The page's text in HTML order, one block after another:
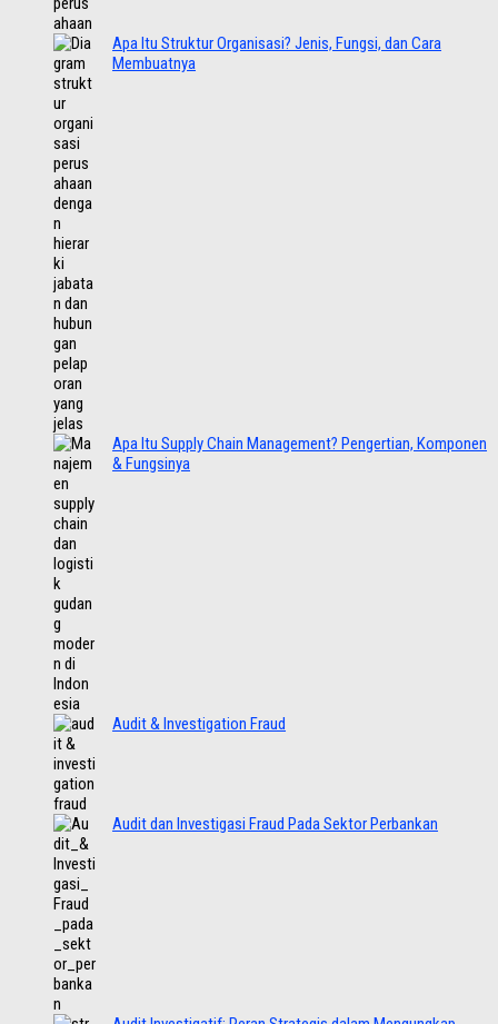
Apa Itu Struktur Organisasi? Jenis, Fungsi, dan Cara
Membuatnya
Apa Itu Supply Chain Management? Pengertian, Komponen
& Fungsinya
Audit & Investigation Fraud
Audit dan Investigasi Fraud Pada Sektor Perbankan